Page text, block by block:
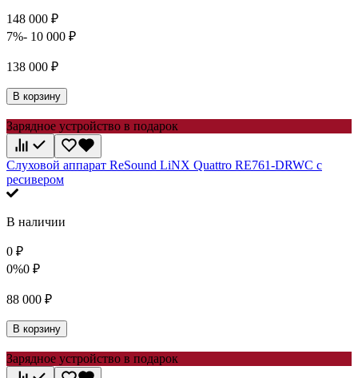
148 000 ₽
7%- 10 000 ₽
138 000 ₽
В корзину
Зарядное устройство в подарок
Слуховой аппарат ReSound LiNX Quattro RE761-DRWC с
ресивером
В наличии
0 ₽
0%0 ₽
88 000 ₽
В корзину
Зарядное устройство в подарок